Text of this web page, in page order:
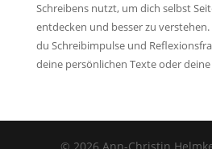
Schreibens nutzt, um dich selbst
entdecken und besser zu
du Schreibimpulse und
deine persönlichen Texte oder